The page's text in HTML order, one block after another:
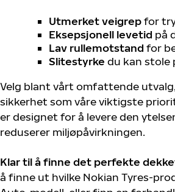
Utmerket veigrepfor
Eksepsjonell levetid på
Lav rullemotstand for
Slitestyrke du kan stole
Velg blant vårt omfattende
sikkerhet som våre viktigste
er designet for å levere den
reduserer miljøpåvirkningen.
Klar til å finne det perfekte
å finne ut hvilke Nokian Tyres-